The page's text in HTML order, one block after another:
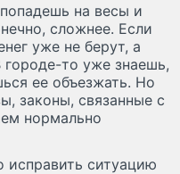
на весы и
сложнее. Если
уже не берут, а
то уже знаешь,
ее объезжать. Но
законы, связанные с
нормально
исправить ситуацию